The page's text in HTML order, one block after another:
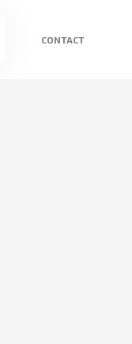
CONTACT